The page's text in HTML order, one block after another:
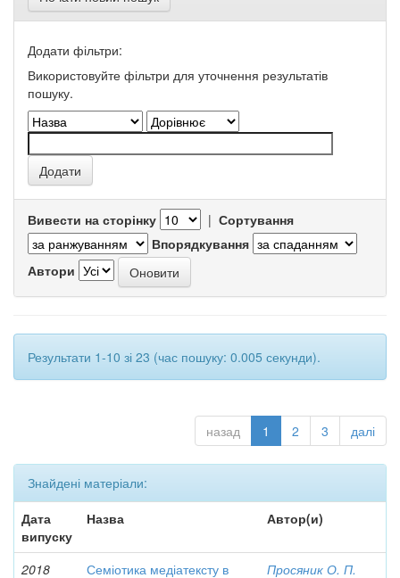
Додати фільтри:
Використовуйте фільтри для уточнення результатів
пошуку.
Вивести на сторінку | Сортування
Впорядкування
Автори
Результати 1-10 зі 23 (час пошуку: 0.005 секунди).
назад 1 2 3 далі
Знайдені матеріали:
Дата
випуску
Назва Автор(и)
2018
Семіотика медіатексту в
Просяник О. П.